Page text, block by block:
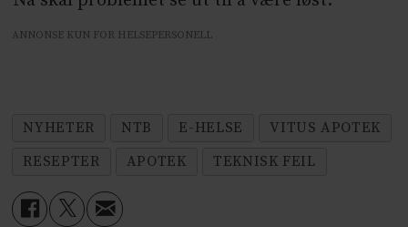
ANNONSE KUN FOR HELSEPERSONELL
NYHETER NTB E-HELSE
VITUS APOTEK
RESEPTER
APOTEK TEKNISK FEIL